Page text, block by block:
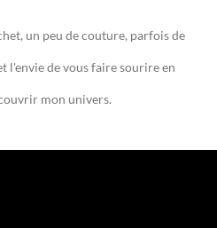
un peu de couture, parfois de
l'envie de vous faire sourire en
mon univers.